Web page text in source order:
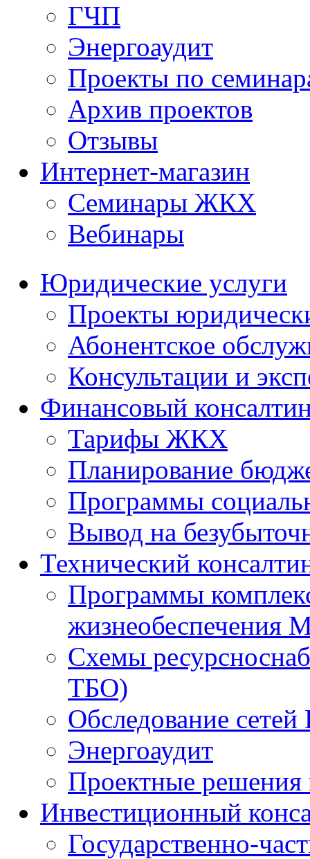
ГЧП
Энергоаудит
Проекты по
Архив проектов
Отзывы
Интернет-магазин
Семинары ЖКХ
Вебинары
Юридические услуги
Проекты
Абонентское
Консультации и
Финансовый
Тарифы ЖКХ
Планирование
Программы
Вывод на
Технический
Программы
жизнеобеспечения
Схемы
ТБО)
Обследование
Энергоаудит
Проектные решения
Инвестиционный
Государственно-